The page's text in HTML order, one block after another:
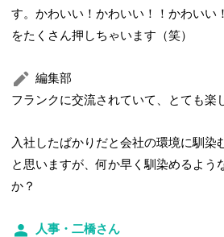
す。かわいい！かわいい！！かわいい
をたくさん押しちゃいます（笑）
編集部
フランクに交流されていて、とても楽
入社したばかりだと会社の環境に馴染
と思いますが、何か早く馴染めるよう
か？
人事・二橋さん